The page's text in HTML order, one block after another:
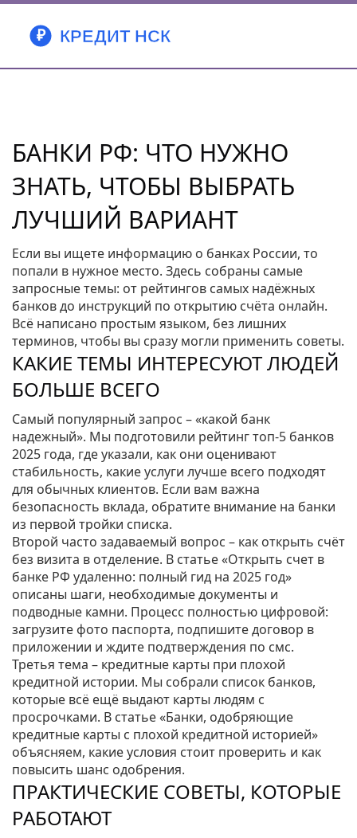
БАНКИ РФ: ЧТО НУЖНО
ЗНАТЬ, ЧТОБЫ ВЫБРАТЬ
ЛУЧШИЙ ВАРИАНТ
Если вы ищете информацию о банках России, то
попали в нужное место. Здесь собраны самые
запросные темы: от рейтингов самых надёжных
банков до инструкций по открытию счёта онлайн.
Всё написано простым языком, без лишних
терминов, чтобы вы сразу могли применить советы.
КАКИЕ ТЕМЫ ИНТЕРЕСУЮТ ЛЮДЕЙ
БОЛЬШЕ ВСЕГО
Самый популярный запрос – «какой банк
надежный». Мы подготовили рейтинг топ‑5 банков
2025 года, где указали, как они оценивают
стабильность, какие услуги лучше всего подходят
для обычных клиентов. Если вам важна
безопасность вклада, обратите внимание на банки
из первой тройки списка.
Второй часто задаваемый вопрос – как открыть счёт
без визита в отделение. В статье «Открыть счет в
банке РФ удаленно: полный гид на 2025 год»
описаны шаги, необходимые документы и
подводные камни. Процесс полностью цифровой:
загрузите фото паспорта, подпишите договор в
приложении и ждите подтверждения по смс.
Третья тема – кредитные карты при плохой
кредитной истории. Мы собрали список банков,
которые всё ещё выдают карты людям с
просрочками. В статье «Банки, одобряющие
кредитные карты с плохой кредитной историей»
объясняем, какие условия стоит проверить и как
повысить шанс одобрения.
ПРАКТИЧЕСКИЕ СОВЕТЫ, КОТОРЫЕ
РАБОТАЮТ